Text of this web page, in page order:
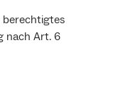
berechtigtes
nach Art. 6